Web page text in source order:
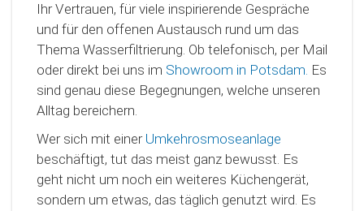
Ihr Vertrauen, für viele inspirierende Gespräche
und für den offenen Austausch rund um das
Thema Wasserfiltrierung. Ob telefonisch, per Mail
oder direkt bei uns im Showroom in Potsdam. Es
sind genau diese Begegnungen, welche unseren
Alltag bereichern.
Wer sich mit einer Umkehrosmoseanlage
beschäftigt, tut das meist ganz bewusst. Es
geht nicht um noch ein weiteres Küchengerät,
sondern um etwas, das täglich genutzt wird. Es